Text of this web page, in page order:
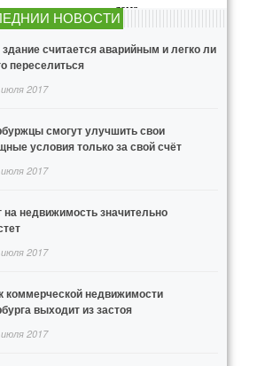
дома
НОВОСТИ
здание считается аварийным и легко ли
переселиться
2017
смогут улучшить свои
условия только за свой счёт
2017
на недвижимость значительно
2017
коммерческой недвижимости
выходит из застоя
2017